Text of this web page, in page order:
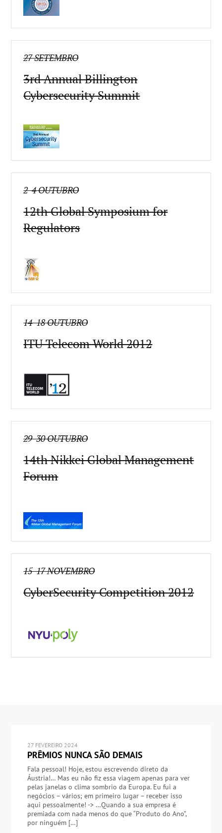
27 SETEMBRO
3rd Annual Billington
Cybersecurity Summit
2-4 OUTUBRO
12th Global Symposium for
Regulators
14-18 OUTUBRO
ITU Telecom World 2012
29-30 OUTUBRO
14th Nikkei Global Management
Forum
15-17 NOVEMBRO
CyberSecurity Competition 2012
27 FEVEREIRO 2024
PRÊMIOS NUNCA SÃO DEMAIS
Fala pessoal! Hoje, estou escrevendo direto da
Áustria!… Mas eu não fiz essa viagem apenas para ver
pelas janelas o clima sombrio da Europa. Eu fui a
negócios – vários; em primeiro lugar – receber isso
aqui pessoalmente! -> …Quando a sua empresa é
premiada com nada menos do que “Produto do Ano”,
por ninguém […]